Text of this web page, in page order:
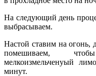
На следующий день
выбрасываем.
Настой ставим на огонь,
помешиваем,
мелкоизмельченyый
минут.